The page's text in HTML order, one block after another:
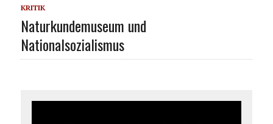
KRITIK
Naturkundemuseum und
Nationalsozialismus